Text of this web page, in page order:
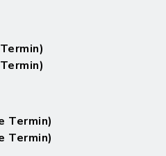
Termin)
Termin)